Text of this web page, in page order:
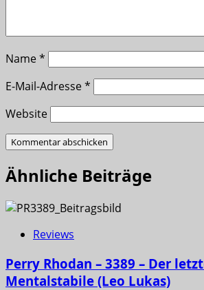
Name*
E-Mail-Adresse*
Website
Ähnliche Beiträge
Reviews
Perry Rhodan – 3389 – Der
Mentalstabile (Leo Lukas)